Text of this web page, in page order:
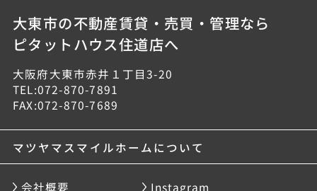
大東市の不動産賃貸・売買・管理なら
ピタットハウス住道店へ
大阪府大東市赤井１丁目3-20
TEL:072-870-7891
FAX:072-870-7689
マツヤマスマイルホームについて
会社概要 Instagram